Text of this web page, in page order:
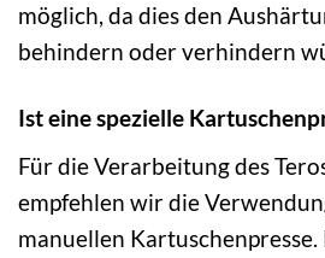
möglich, da dies den
behindern oder verhindern
Ist eine spezielle
Für die Verarbeitung des
empfehlen wir die
manuellen